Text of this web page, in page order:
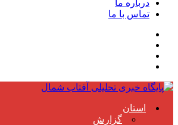
درباره ما
تماس با ما
استان
گزارش